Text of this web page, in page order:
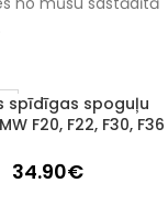
spīdīgas spoguļu
F20, F22, F30, F36
34.90€